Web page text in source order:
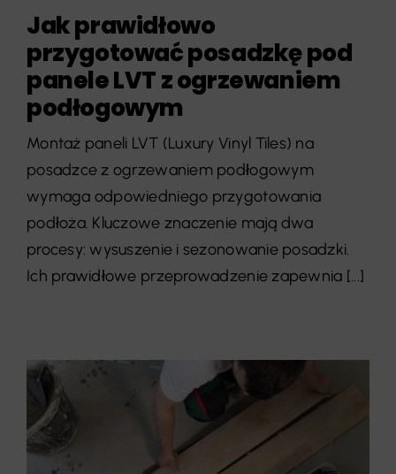
Jak prawidłowo
przygotować posadzkę pod
panele LVT z ogrzewaniem
podłogowym
Montaż paneli LVT (Luxury Vinyl Tiles) na
posadzce z ogrzewaniem podłogowym
wymaga odpowiedniego przygotowania
podłoża. Kluczowe znaczenie mają dwa
procesy: wysuszenie i sezonowanie posadzki.
Ich prawidłowe przeprowadzenie zapewnia [...]